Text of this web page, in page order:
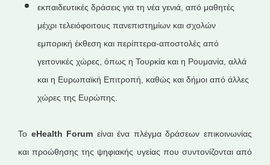
εκπαιδευτικές δράσεις για τη νέα γενιά, από μαθητές
μέχρι τελειόφοιτους πανεπιστημίων και σχολών
εμπορική έκθεση και περίπτερα-αποστολές από
γειτονικές χώρες, όπως η Τουρκία και η Ρουμανία, αλλά
και η Ευρωπαϊκή Επιτροπή, καθώς και δήμοι από άλλες
χώρες της Ευρώπης.
Το eHealth Forum είναι ένα πλέγμα δράσεων επικοινωνίας
και προώθησης της ψηφιακής υγείας που συντονίζονται από